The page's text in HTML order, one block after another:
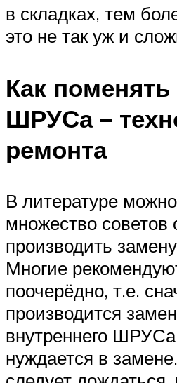
в складках, тем
это не так уж и
Как
ШРУСа –
ремонта
В литературе
множество советов
производить
Многие
поочерёдно, т.е.
производится
внутреннего
нуждается в